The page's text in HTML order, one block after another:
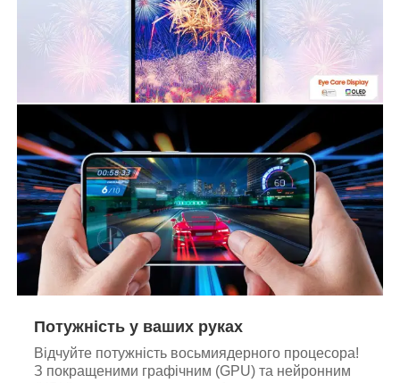
Потужність у ваших руках
Відчуйте потужність восьмиядерного процесора!
З покращеними графічним (GPU) та нейронним